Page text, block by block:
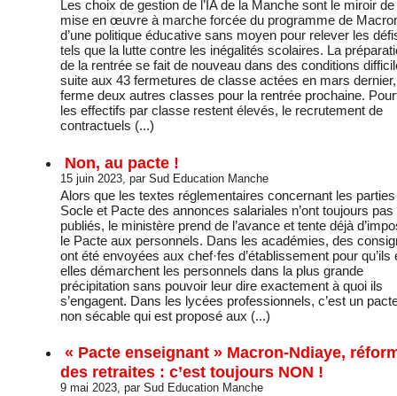
Les choix de gestion de l’IA de la Manche sont le miroir de
mise en œuvre à marche forcée du programme de
d’une politique éducative sans moyen pour relever les
tels que la lutte contre les inégalités scolaires. La
de la rentrée se fait de nouveau dans des conditions
suite aux 43 fermetures de classe actées en mars dernier,
ferme deux autres classes pour la rentrée prochaine.
les effectifs par classe restent élevés, le recrutement de
contractuels (...)
Non, au pacte !
15 juin 2023, par Sud Education Manche
Alors que les textes réglementaires concernant les parties
Socle et Pacte des annonces salariales n’ont toujours pas
publiés, le ministère prend de l’avance et tente déjà
le Pacte aux personnels. Dans les académies, des
ont été envoyées aux chef·fes d’établissement pour qu’ils
elles démarchent les personnels dans la plus grande
précipitation sans pouvoir leur dire exactement à quoi ils
s’engagent. Dans les lycées professionnels, c’est un
non sécable qui est proposé aux (...)
« Pacte enseignant » Macron-Ndiaye,
des retraites : c’est toujours NON !
9 mai 2023, par Sud Education Manche